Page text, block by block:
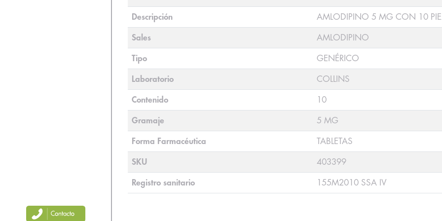
Descripción AMLODIPINO 5 MG CON 10
Sales AMLODIPINO
Tipo GENÉRICO
Laboratorio COLLINS
Contenido 10
Gramaje 5 MG
Forma Farmacéutica TABLETAS
SKU 403399
Registro sanitario 155M2010 SSA IV